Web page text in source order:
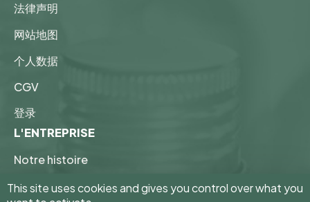
This site uses cookies and gives you control over what you
法律声明
网站地图
个人数据
CGV
登录
L'ENTREPRISE
Notre histoire
Nos valeurs et engagements